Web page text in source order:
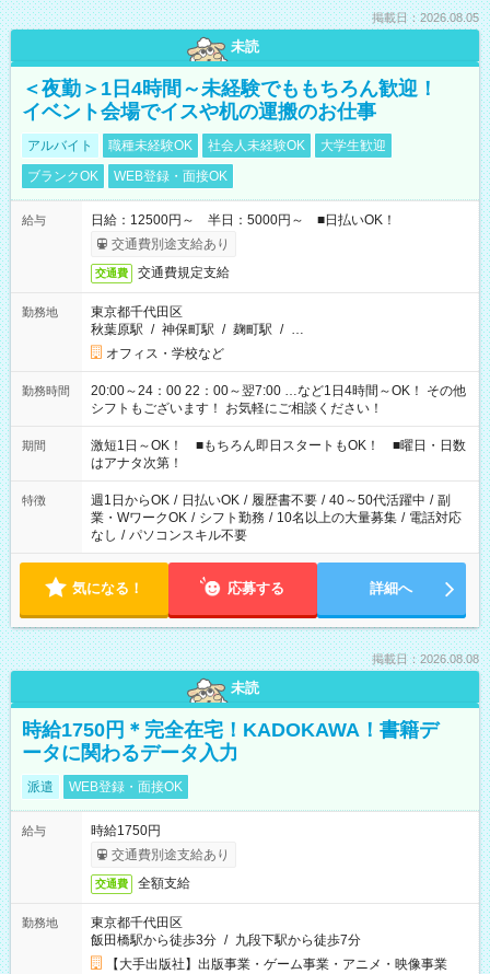
掲載日：2026.08.05
未読
＜夜勤＞1日4時間～未経験でももちろん歓迎！
イベント会場でイスや机の運搬のお仕事
アルバイト 職種未経験OK 社会人未経験OK
大学生歓迎
ブランクOK
WEB登録・面接OK
給与
日給：12500円～ 半日：5000円～ ■日払いOK！
交通費別途支給あり
交通費 交通費規定支給
勤務地
東京都千代田区
秋葉原駅 / 神保町駅 / 麹町駅 / …
オフィス・学校など
勤務時間
20:00～24：00 22：00～翌7:00 …など1日4時間～OK！ その他
シフトもございます！ お気軽にご相談ください！
期間
激短1日～OK！ ■もちろん即日スタートもOK！ ■曜日・日数
はアナタ次第！
特徴 週1日からOK / 日払いOK / 履歴書不要 / 40～50代活躍中 / 副
業・WワークOK / シフト勤務 / 10名以上の大量募集 / 電話対応
なし / パソコンスキル不要
気になる！ 応募する 詳細へ
掲載日：2026.08.08
未読
時給1750円＊完全在宅！KADOKAWA！書籍デ
ータに関わるデータ入力
派遣 WEB登録・面接OK
給与
時給1750円
交通費別途支給あり
交通費 全額支給
勤務地
東京都千代田区
飯田橋駅から徒歩3分 / 九段下駅から徒歩7分
【大手出版社】出版事業・ゲーム事業・アニメ・映像事業